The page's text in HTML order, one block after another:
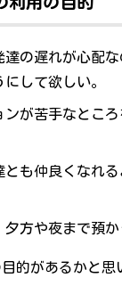
達の遅れが心配
して欲しい。
ンが苦手なとこ
とも仲良くなれ
方や夜まで預か
的があるかと思